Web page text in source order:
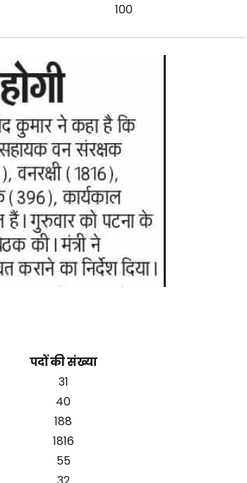
₹100
पदों की संख्या
31
40
188
1816
55